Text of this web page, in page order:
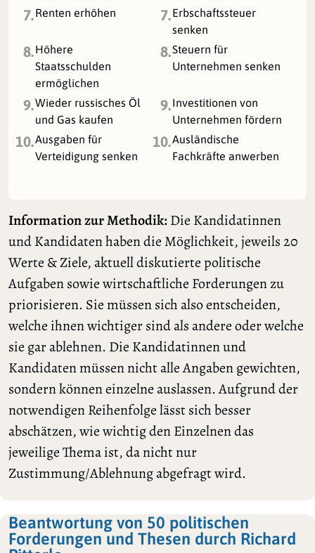
7.Renten erhöhen 7.Erbschaftssteuer
senken
8.Höhere
Staatsschulden
ermöglichen
8.Steuern für
Unternehmen senken
9.Wieder russisches Öl
und Gas kaufen
9.Investitionen von
Unternehmen fördern
10.Ausgaben für
Verteidigung senken
10.Ausländische
Fachkräfte anwerben
Information zur Methodik:Die Kandidatinnen
und Kandidaten haben die Möglichkeit, jeweils 20
Werte & Ziele, aktuell diskutierte politische
Aufgaben sowie wirtschaftliche Forderungen zu
priorisieren. Sie müssen sich also entscheiden,
welche ihnen wichtiger sind als andere oder welche
sie gar ablehnen. Die Kandidatinnen und
Kandidaten müssen nicht alle Angaben gewichten,
sondern können einzelne auslassen. Aufgrund der
notwendigen Reihenfolge lässt sich besser
abschätzen, wie wichtig den Einzelnen das
jeweilige Thema ist, da nicht nur
Zustimmung/Ablehnung abgefragt wird.
Beantwortung von 50 politischen
Forderungen und Thesen durch Richard